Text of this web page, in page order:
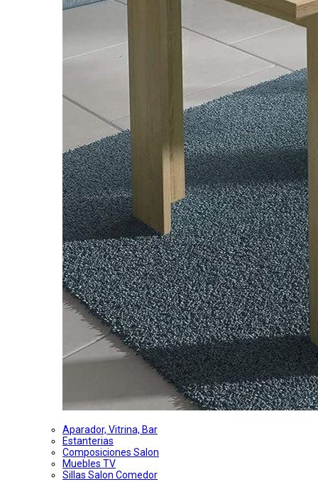
Aparador, Vitrina, Bar
Estanterias
Composiciones Salon
Muebles TV
Sillas Salon Comedor